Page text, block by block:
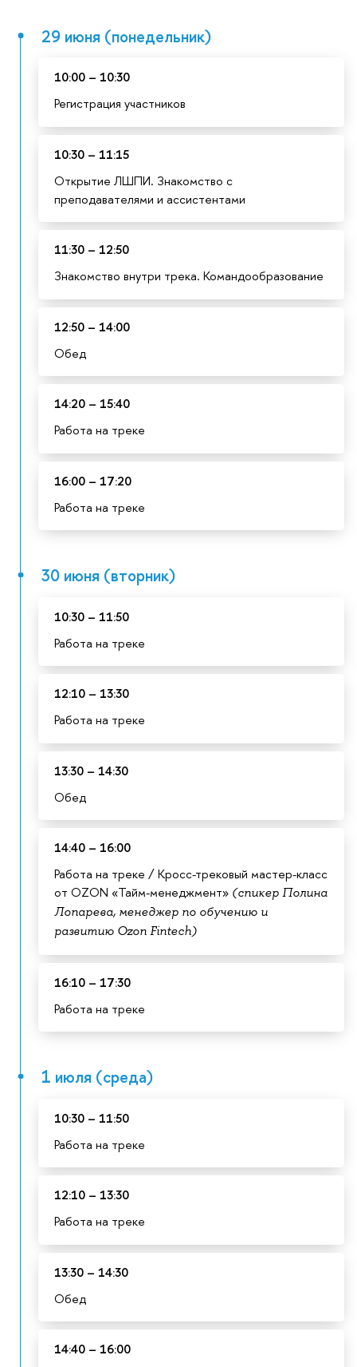
29 июня (понедельник)
10:00 – 10:30
Регистрация участников
10:30 – 11:15
Открытие ЛШПИ. Знакомство с
преподавателями и ассистентами
11:30 – 12:50
Знакомство внутри трека. Командообразование
12:50 – 14:00
Обед
14:20 – 15:40
Работа на треке
16:00 – 17:20
Работа на треке
30 июня (вторник)
10:30 – 11:50
Работа на треке
12:10 – 13:30
Работа на треке
13:30 – 14:30
Обед
14:40 – 16:00
Работа на треке / Кросс-трековый мастер-класс
от OZON «Тайм-менеджмент» (спикер Полина
Лопарева, менеджер по обучению и
развитию Ozon Fintech)
16:10 – 17:30
Работа на треке
1 июля (среда)
10:30 – 11:50
Работа на треке
12:10 – 13:30
Работа на треке
13:30 – 14:30
Обед
14:40 – 16:00